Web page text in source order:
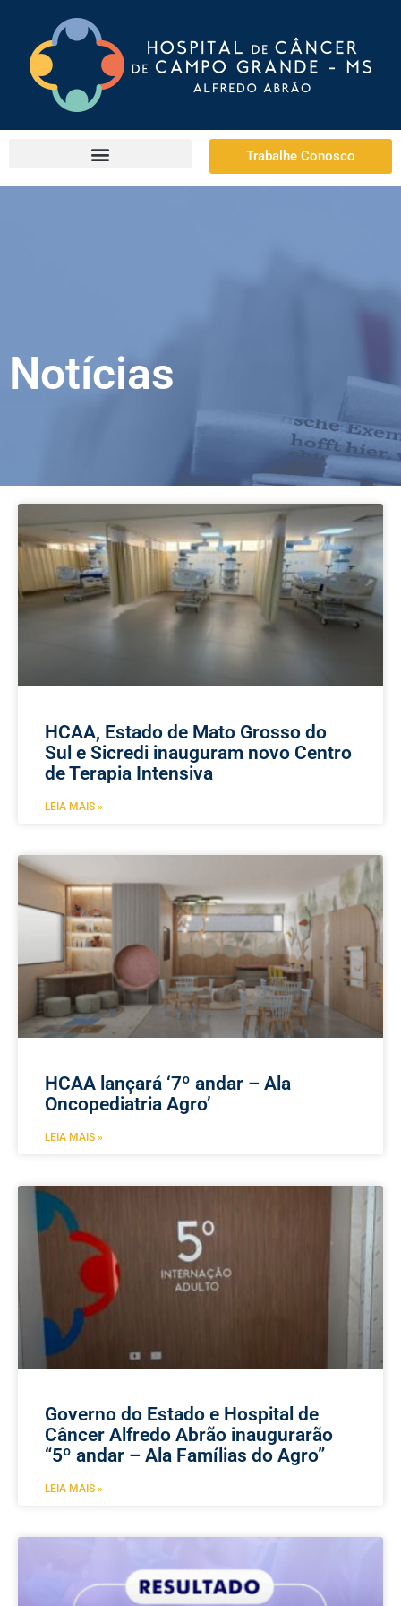
Trabalhe Conosco
Notícias
HCAA, Estado de Mato Grosso do
Sul e Sicredi inauguram novo Centro
de Terapia Intensiva
LEIA MAIS »
HCAA lançará ‘7º andar – Ala
Oncopediatria Agro’
LEIA MAIS »
Governo do Estado e Hospital de
Câncer Alfredo Abrão inaugurarão
“5º andar – Ala Famílias do Agro”
LEIA MAIS »